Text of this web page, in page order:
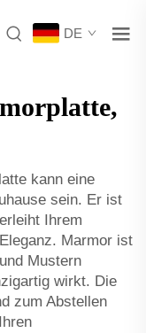
DE
kann eine
sein. Er ist
Ihrem
Marmor ist
Mustern
wirkt. Die
zum Abstellen